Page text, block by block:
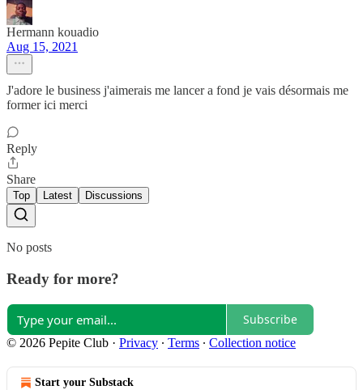
Hermann kouadio
Aug 15, 2021
J'adore le business j'aimerais me lancer a fond je vais désormais me
former ici merci
Reply
Share
Top Latest Discussions
No posts
Ready for more?
Subscribe
© 2026 Pepite Club · Privacy ∙ Terms ∙ Collection notice
Start your Substack